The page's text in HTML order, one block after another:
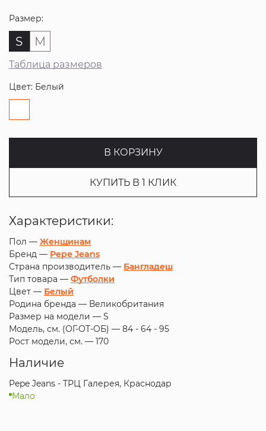
Размер:
S M
Таблица размеров
Цвет: Белый
В КОРЗИНУ
КУПИТЬ В 1 КЛИК
Характеристики:
Пол — Женщинам
Бренд — Pepe Jeans
Страна производитель — Бангладеш
Тип товара — Футболки
Цвет — Белый
Родина бренда — Великобритания
Размер на модели — S
Модель, см. (ОГ-ОТ-ОБ) — 84 - 64 - 95
Рост модели, см. — 170
Наличие
Pepe Jeans - ТРЦ Галерея, Краснодар
Мало